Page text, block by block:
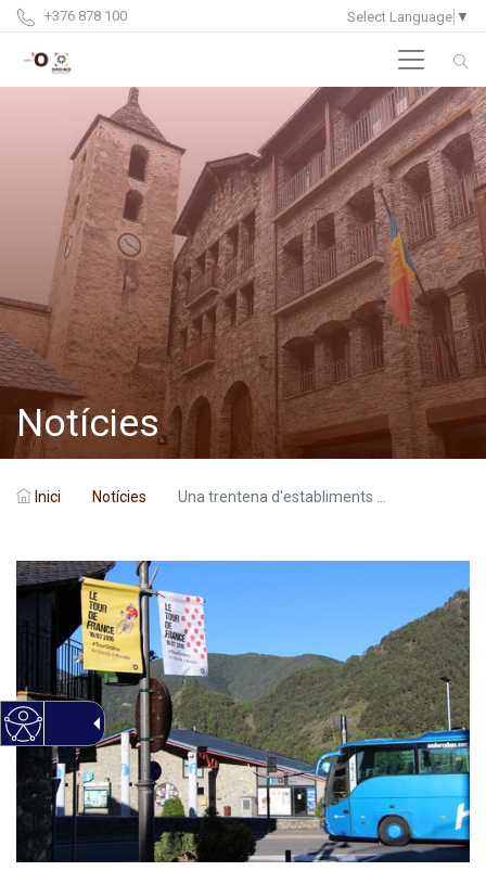
+376 878 100 Select Language ▼
Notícies
Inici Notícies Una trentena d'establiments ...